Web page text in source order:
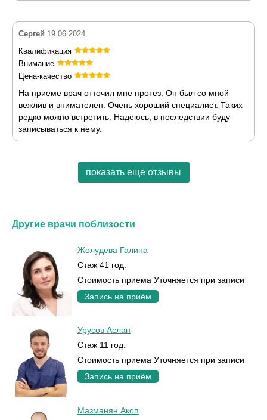
Сергей 19.06.2024
Квалификация
Внимание
Цена-качество
На приеме врач отточил мне протез. Он был со мной
вежлив и внимателен. Очень хороший специалист. Таких
редко можно встретить. Надеюсь, в последствии буду
записываться к нему.
показать еще отзывы
Другие врачи поблизости
Жолудева Галина
Стаж 41 год.
Стоимость приема Уточняется при записи
Запись на приём
Урусов Аслан
Стаж 11 год.
Стоимость приема Уточняется при записи
Запись на приём
Мазманян Акоп